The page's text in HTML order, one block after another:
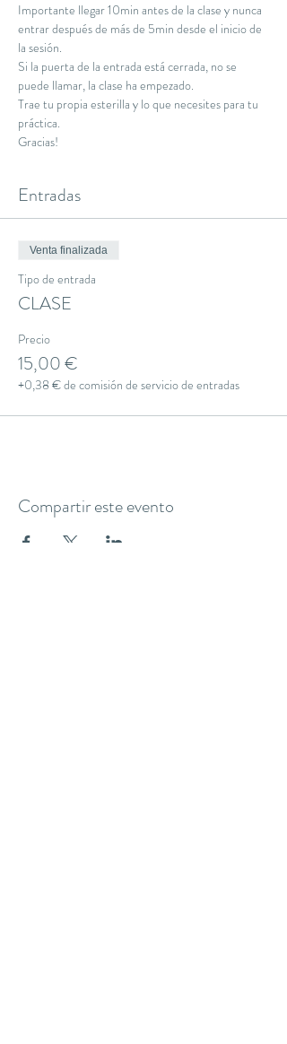
Importante llegar 10min antes de la clase y nunca
entrar después de más de 5min desde el inicio de
la sesión.
Si la puerta de la entrada está cerrada, no se
puede llamar, la clase ha empezado.
Trae tu propia esterilla y lo que necesites para tu
práctica.
Gracias!
Entradas
Venta finalizada
Tipo de entrada
CLASE
Precio
15,00 €
+0,38 € de comisión de servicio de entradas
Compartir este evento